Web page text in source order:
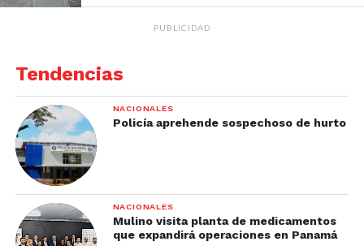
PUBLICIDAD
Tendencias
NACIONALES
Policía aprehende sospechoso de hurto
NACIONALES
Mulino visita planta de medicamentos
que expandirá operaciones en Panamá